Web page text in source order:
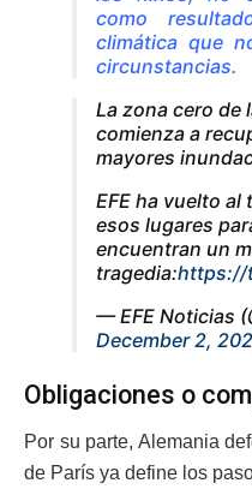
como
climática que
circunstancias.
La zona cero de
comienza a
mayores
EFE ha vuelto
esos lugares
encuentran un
tragedia:https://
— EFE Noticias
December 2,
Obligaciones o
Por su parte, Alemania
de París ya define los